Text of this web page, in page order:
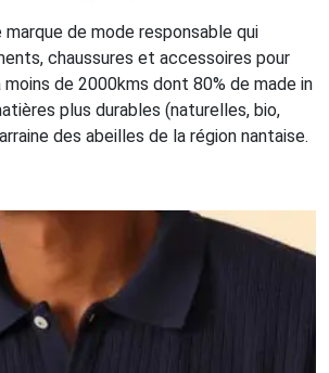
de mode responsable qui
chaussures et accessoires pour
de 2000kms dont 80% de made in
plus durables (naturelles, bio,
des abeilles de la région nantaise.